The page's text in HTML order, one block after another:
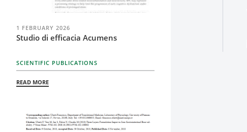
1 FEBRUARY 2026
Studio di efficacia Acumens
SCIENTIFIC PUBLICATIONS
READ MORE